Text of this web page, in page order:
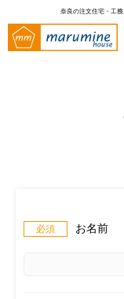
奈良の注文住宅・工
お名前